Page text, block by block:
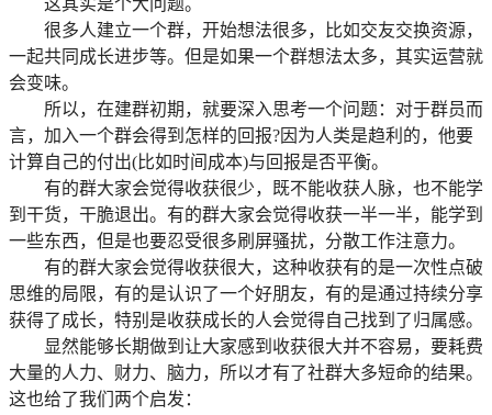
这其实是个大问题。
很多人建立一个群，开始想法很多，比如交友交换资源，
一起共同成长进步等。但是如果一个群想法太多，其实运营就
会变味。
所以，在建群初期，就要深入思考一个问题：对于群员而
言，加入一个群会得到怎样的回报?因为人类是趋利的，他要
计算自己的付出(比如时间成本)与回报是否平衡。
有的群大家会觉得收获很少，既不能收获人脉，也不能学
到干货，干脆退出。有的群大家会觉得收获一半一半，能学到
一些东西，但是也要忍受很多刷屏骚扰，分散工作注意力。
有的群大家会觉得收获很大，这种收获有的是一次性点破
思维的局限，有的是认识了一个好朋友，有的是通过持续分享
获得了成长，特别是收获成长的人会觉得自己找到了归属感。
显然能够长期做到让大家感到收获很大并不容易，要耗费
大量的人力、财力、脑力，所以才有了社群大多短命的结果。
这也给了我们两个启发：